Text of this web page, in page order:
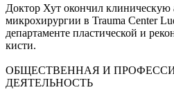
Доктор Хут окончил клиническую
микрохирургии в Trauma Center
департаменте пластической и
кисти.
ОБЩЕСТВЕННАЯ И
ДЕЯТЕЛЬНОСТЬ